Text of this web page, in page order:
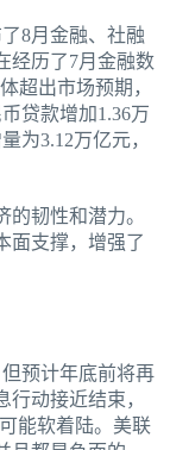
8月金融、社融
经历了7月金融数
超出市场预期，
贷款增加1.36万
为3.12万亿元，
韧性和潜力。
面支撑，增强了
预计年底前将再
动接近结束，
能软着陆。美联